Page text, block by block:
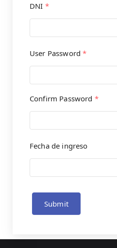
DNI *
User Password*
Confirm Password *
Fecha de ingreso
Submit